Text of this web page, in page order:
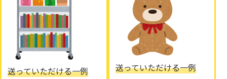
送っていただける一例 送っていただける一例